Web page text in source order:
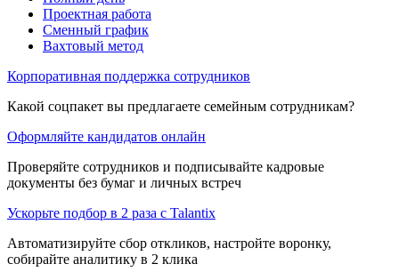
Проектная работа
Сменный график
Вахтовый метод
Корпоративная поддержка сотрудников
Какой соцпакет вы предлагаете семейным сотрудникам?
Оформляйте кандидатов онлайн
Проверяйте сотрудников и подписывайте кадровые
документы без бумаг и личных встреч
Ускорьте подбор в 2 раза с Talantix
Автоматизируйте сбор откликов, настройте воронку,
собирайте аналитику в 2 клика